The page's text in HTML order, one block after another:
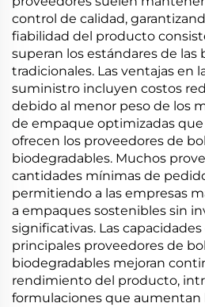
control de calidad,
fiabilidad del producto
superan los estándares de las
tradicionales. Las ventajas en
suministro incluyen costos
debido al menor peso de los
de empaque optimizadas
ofrecen los proveedores de
biodegradables. Muchos
cantidades mínimas de
permitiendo a las empresas
a empaques sostenibles sin
significativas. Las
principales proveedores de
biodegradables mejoran
rendimiento del producto,
formulaciones que aumentan